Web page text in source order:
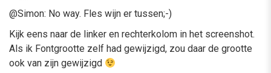
@Simon: No way. Fles wijn er tussen;-)
Kijk eens naar de linker en rechterkolom in het screenshot.
Als ik Fontgrootte zelf had gewijzigd, zou daar de grootte
ook van zijn gewijzigd